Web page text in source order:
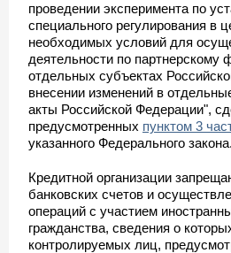
проведении эксперимента по
специального регулирования в
необходимых условий для
деятельности по партнерскому
отдельных субъектах
внесении изменений в
акты Российской Федерации",
предусмотренных пунктом 3
указанного Федерального закона.
Кредитной организации
банковских счетов и
операций с участием
гражданства, сведения о
контролируемых лиц,